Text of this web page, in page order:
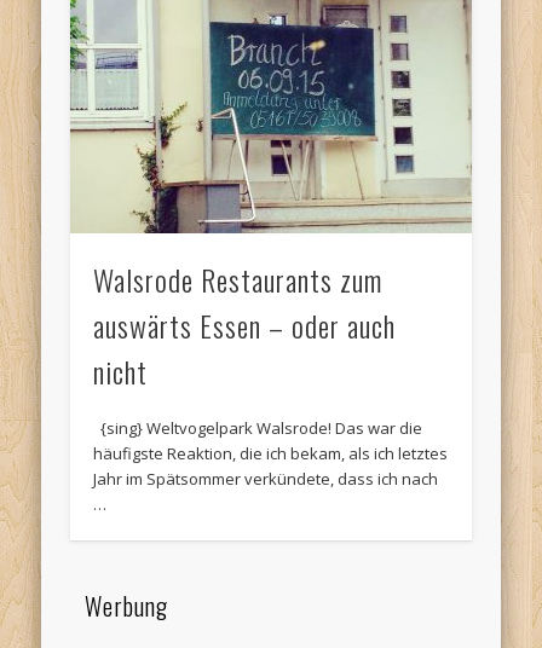
Walsrode Restaurants zum
auswärts Essen – oder auch
nicht
{sing} Weltvogelpark Walsrode! Das war die
häufigste Reaktion, die ich bekam, als ich letztes
Jahr im Spätsommer verkündete, dass ich nach
…
Werbung